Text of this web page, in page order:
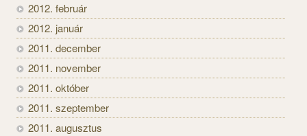
2012. február
2012. január
2011. december
2011. november
2011. október
2011. szeptember
2011. augusztus